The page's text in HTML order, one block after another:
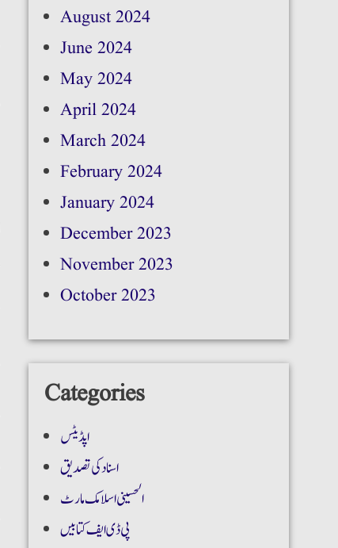
August 2024
June 2024
May 2024
April 2024
March 2024
February 2024
January 2024
December 2023
November 2023
October 2023
Categories
اپڈیٹس
اسناد کی تصدیق
الحسینی اسلامک مارٹ
پی ڈی ایف کتابیں